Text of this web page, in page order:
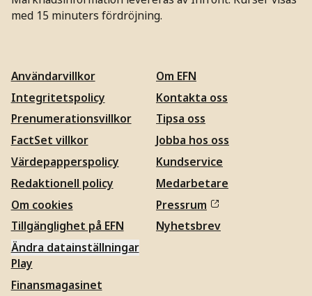
med 15 minuters fördröjning.
Användarvillkor
Integritetspolicy
Prenumerationsvillkor
FactSet villkor
Värdepapperspolicy
Redaktionell policy
Om cookies
Tillgänglighet på EFN
Ändra datainställningar
Om EFN
Kontakta oss
Tipsa oss
Jobba hos oss
Kundservice
Medarbetare
Pressrum
Nyhetsbrev
Play
Finansmagasinet